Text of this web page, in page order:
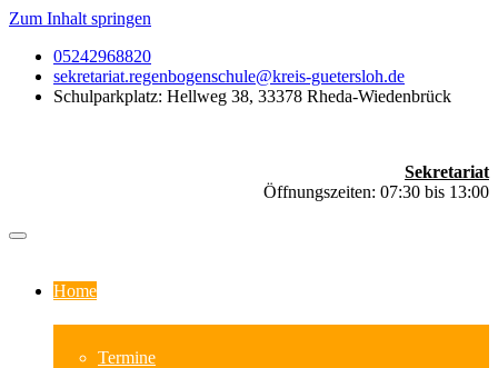
Zum Inhalt springen
05242968820
sekretariat.regenbogenschule@kreis-guetersloh.de
Schulparkplatz: Hellweg 38, 33378 Rheda-Wiedenbrück
Sekretariat
Öffnungszeiten: 07:30 bis 13:00
Home
Termine